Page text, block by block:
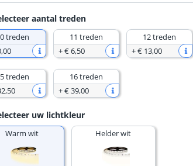
aantal treden
treden
,00
11 treden
+€ 6,50
12 treden
+€ 13,00
treden
,50
16 treden
+€ 39,00
uw lichtkleur
Warm wit Helder wit